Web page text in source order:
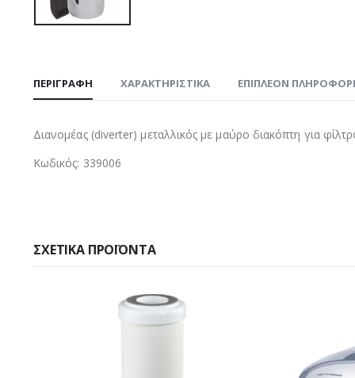
ΠΕΡΙΓΡΑΦΉ ΧΑΡΑΚΤΗΡΙΣΤΙΚΑ ΕΠΙΠΛΈΟΝ
Διανομέας (diverter) μεταλλικός με μαύρο διακόπτη για
Κωδικός: 339006
ΣΧΕΤΙΚΆ ΠΡΟΪΌΝΤΑ